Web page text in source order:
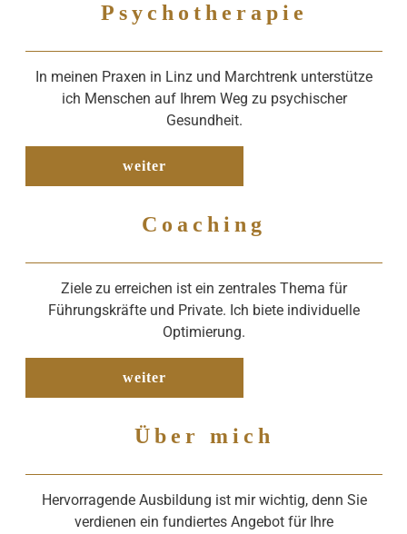
Psychotherapie
In meinen Praxen in Linz und Marchtrenk unterstütze
ich Menschen auf Ihrem Weg zu psychischer
Gesundheit.
weiter
Coaching
Ziele zu erreichen ist ein zentrales Thema für
Führungskräfte und Private. Ich biete individuelle
Optimierung.
weiter
Über mich
Hervorragende Ausbildung ist mir wichtig, denn Sie
verdienen ein fundiertes Angebot für Ihre